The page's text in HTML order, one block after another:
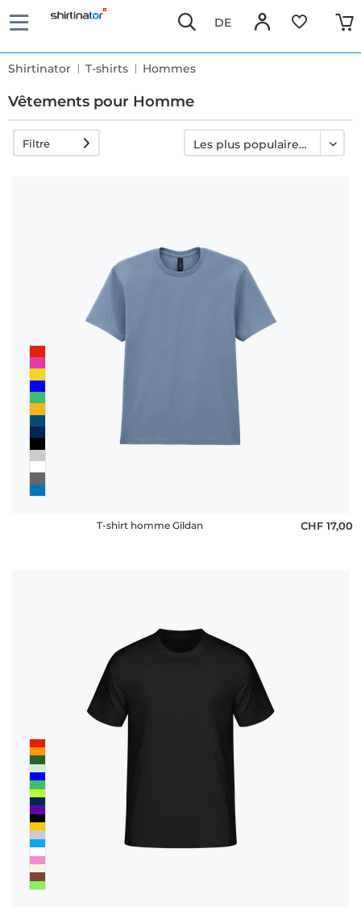
DE
Shirtinator T-shirts Hommes
Vêtements pour Homme
Filtre
T-shirt homme Gildan CHF 17,00